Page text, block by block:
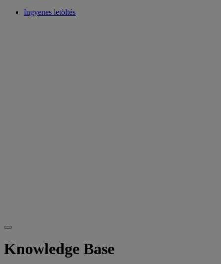
Ingyenes letöltés
Knowledge Base